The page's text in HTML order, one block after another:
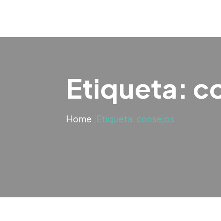
Etiqueta:
Home Etiqueta: consejos